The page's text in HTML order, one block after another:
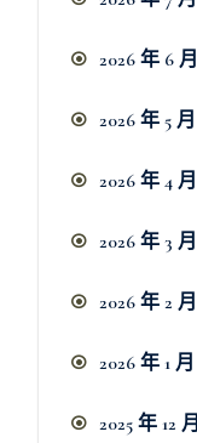
2026 年 6 月
2026 年 5 月
2026 年 4 月
2026 年 3 月
2026 年 2 月
2026 年 1 月
2025 年 12 月